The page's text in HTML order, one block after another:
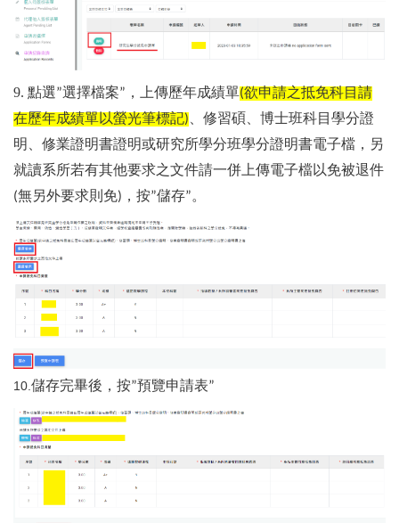
9. 點選”選擇檔案” ，上傳歷年成績單(欲申請之抵免科目請
在歷年成績單以螢光筆標記) 、修習碩、博士班科目學分證
明、修業證明書證明或研究所學分班學分證明書電子檔，另
就讀系所若有其他要求之文件請一併上傳電子檔以免被退件
(無另外要求則免) ，按”儲存”。
10. 儲存完畢後，按”預覽申請表”